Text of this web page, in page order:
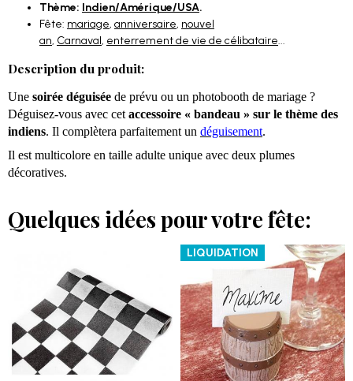
Thème: Indien/Amérique/USA.
Fête: mariage, anniversaire, nouvel
an, Carnaval, enterrement de vie de célibataire...
Description du produit:
Une soirée déguisée de prévu ou un photobooth de mariage ?
Déguisez-vous avec cet accessoire « bandeau » sur le thème des
indiens. Il complètera parfaitement un déguisement.
Il est multicolore en taille adulte unique avec deux plumes
décoratives.
Quelques idées pour votre fête:
LIQUIDATION